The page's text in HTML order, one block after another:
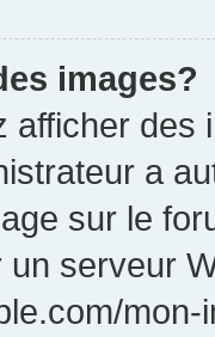
images?
afficher
a
sur le
serveur